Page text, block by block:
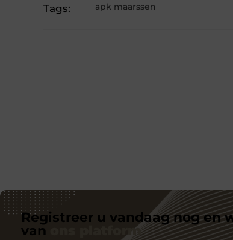
Tags: apk maarssen
Registreer u vandaag nog en
van
ons platform